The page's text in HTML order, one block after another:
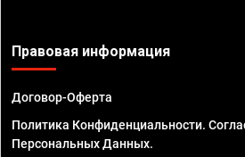
Правовая информация
Договор-Оферта
Политика Конфиденциальности.
Персональных Данных.